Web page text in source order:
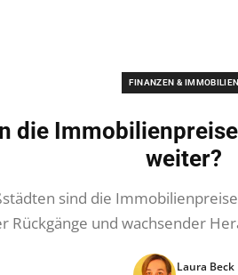
FINANZEN &
die
weiter?
sind die
Rückgänge und wachsender
Laura Beck